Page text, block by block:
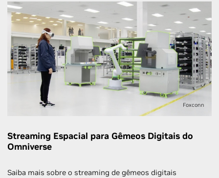
Foxconn
Streaming Espacial para Gêmeos Digitais do
Omniverse
Saiba mais sobre o streaming de gêmeos digitais